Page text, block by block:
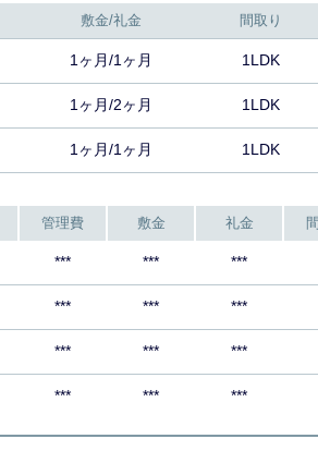
敷金/礼金 間取り
1ヶ月/1ヶ月 1LDK
1ヶ月/2ヶ月 1LDK
1ヶ月/1ヶ月 1LDK
管理費 敷金 礼金
*** *** ***
*** *** ***
*** *** ***
*** *** ***